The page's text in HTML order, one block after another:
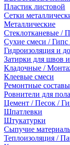
Пластик листовой
Сетки
Металлические
Стеклотканевые /
Сухие смеси /
Гидроизоляция и
Затирки для швов
Кладочные /
Клеевые смеси
Ремонтные составы
Ровнители для
Цемент / Песок /
Шпатлевки
Штукатурки
Сыпучие
Теплоизоляция /